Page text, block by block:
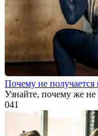
Почему не получается
Узнайте, почему же не
041